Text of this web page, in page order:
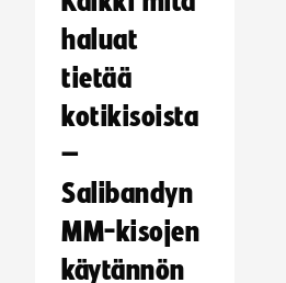
haluat
tietää
kotikisoista
–
Salibandyn
MM-kisojen
käytännön